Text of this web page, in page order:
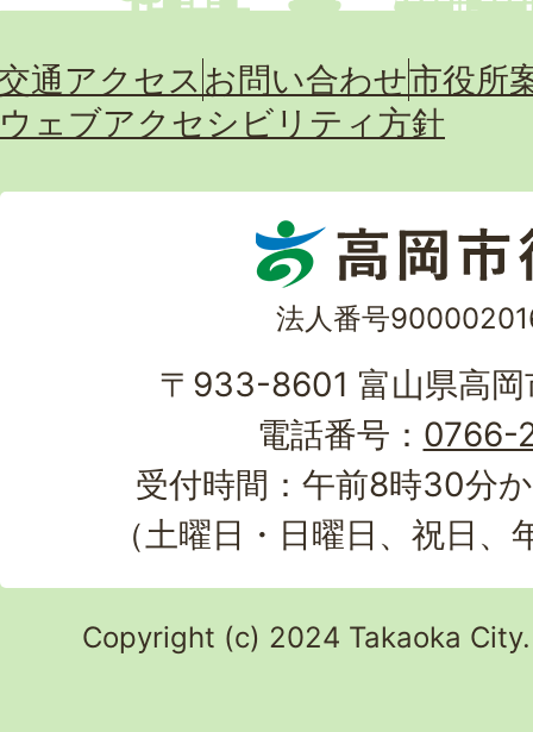
通アクセス お問い合わせ市役所
ウェブアクセシビリティ方針
法人番号
〒933-8601 富山県高
電話番号： 0766-
受付時間：午前8時30分
（土曜日・日曜日、祝日
Copyright (c) 2024 Takaoka